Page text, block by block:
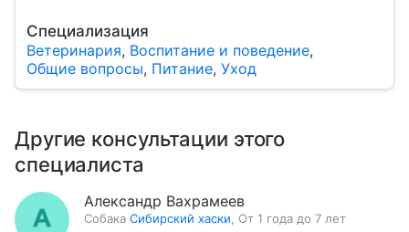
Специализация
Ветеринария, Воспитание и поведение,
Общие вопросы, Питание, Уход
Другие консультации этого
специалиста
Александр Вахрамеев
Собака Сибирский хаски От 1 года до 7 лет